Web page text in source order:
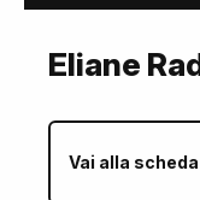
Eliane
Vai alla